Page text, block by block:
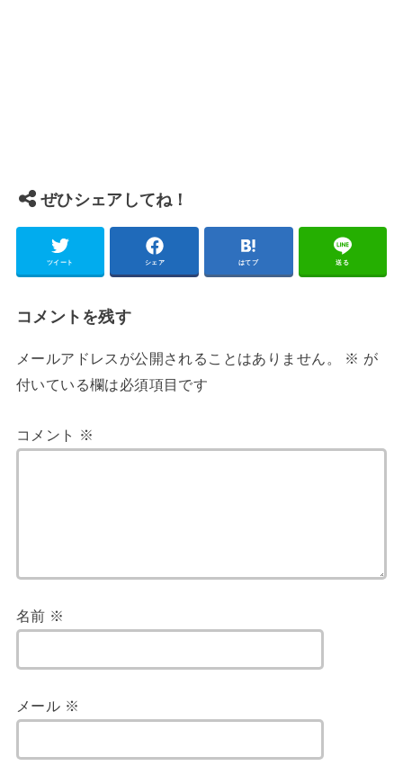
ぜひシェアしてね！
ツイート シェア はてブ 送る
コメントを残す
メールアドレスが公開されることはありません。 ※ が
付いている欄は必須項目です
コメント ※
名前 ※
メール ※